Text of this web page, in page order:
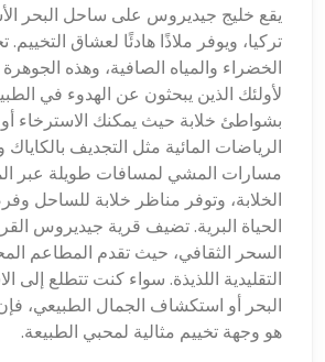
يقع خليج جيديروس على ساحل البحر
تركيا، ويوفر ملاذًا هادئًا لعشاق التخييم.
الخضراء والمياه الصافية، وهذه الجوهرة
لأولئك الذين يبحثون عن الهدوء في
بشواطئ خلابة حيث يمكنك الاسترخاء
الرياضات المائية مثل التجديف
مسارات المشي لمسافات طويلة عبر
الخلابة، وتوفر مناظر خلابة للساحل
الحياة البرية. تضيف قرية جيديروس
السحر الثقافي، حيث تقدم المطاعم
التقليدية اللذيذة. سواء كنت تتطلع إلى
البحر أو استكشاف الجمال الطبيعي،
هو وجهة تخييم مثالية لمحبي الطبيعة.